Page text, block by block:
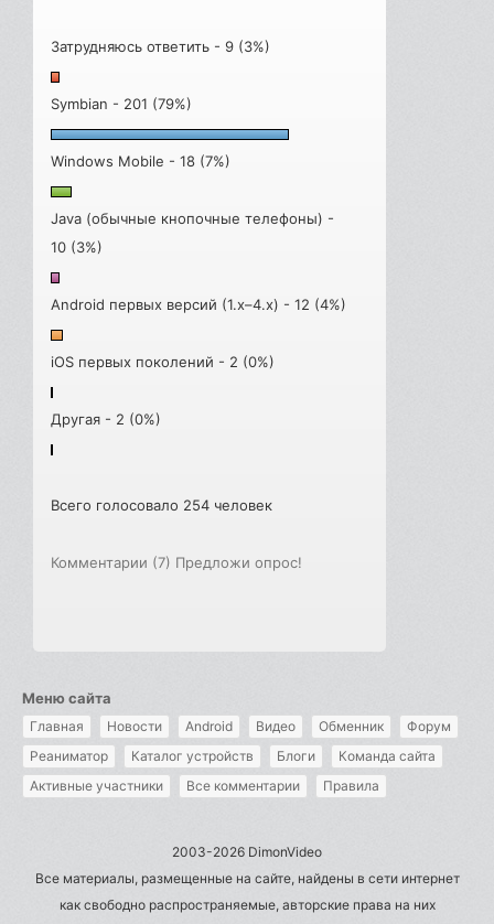
Затрудняюсь ответить - 9 (3%)
Symbian - 201 (79%)
Windows Mobile - 18 (7%)
Java (обычные кнопочные телефоны) -
10 (3%)
Android первых версий (1.x–4.x) - 12 (4%)
iOS первых поколений - 2 (0%)
Другая - 2 (0%)
Всего голосовало 254 человек
Комментарии (7) Предложи опрос!
Меню сайта
Главная Новости Android Видео Обменник
Форум
Реаниматор
Каталог устройств Блоги
Команда сайта
Активные участники
Все комментарии Правила
2003-2026 DimonVideo
Все материалы, размещенные на сайте, найдены в сети интернет
как свободно распространяемые, авторские права на них